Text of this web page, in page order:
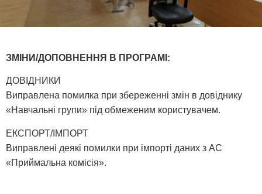
ЗМІНИ/ДОПОВНЕННЯ В ПРОГРАМІ:
ДОВІДНИКИ
Виправлена помилка при збереженні змін в довіднику
«Навчальні групи» під обмеженим користувачем.
ЕКСПОРТ/ІМПОРТ
Виправлені деякі помилки при імпорті даних з АС
«Приймальна комісія».